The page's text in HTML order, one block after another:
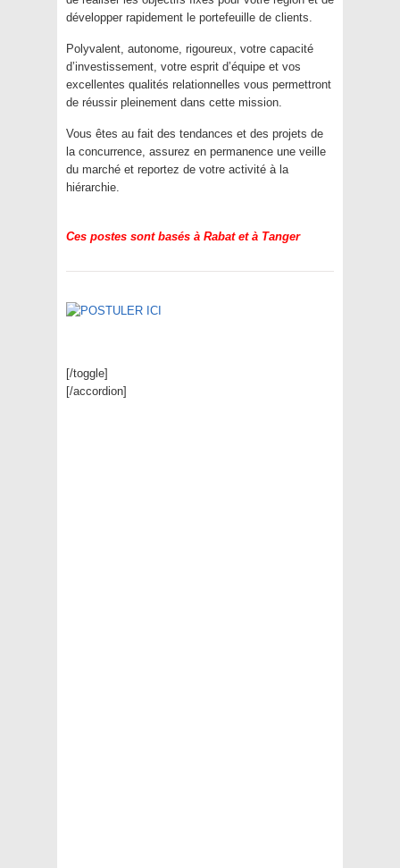
développer rapidement le portefeuille de clients.
Polyvalent, autonome, rigoureux, votre capacité
d’investissement, votre esprit d’équipe et vos
excellentes qualités relationnelles vous permettront
de réussir pleinement dans cette mission.
Vous êtes au fait des tendances et des projets de
la concurrence, assurez en permanence une veille
du marché et reportez de votre activité à la
hiérarchie.
Ces postes sont basés à Rabat et à Tanger
[/toggle]
[/accordion]